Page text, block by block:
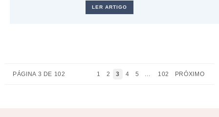
LER ARTIGO
PÁGINA 3 DE 102 1 2 3 4 5 102 PRÓXIMO